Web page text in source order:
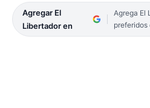
Agregar El
Libertador en
Agrega El
preferidos